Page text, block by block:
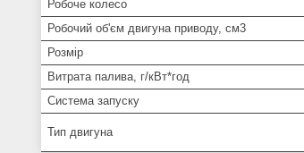
Робоче колесо
Робочий об'єм двигуна приводу, см3
Розмір
Витрата палива, г/кВт*год
Система запуску
Тип двигуна